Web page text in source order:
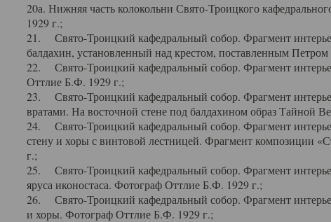
20а. Нижняя часть колокольни Свято-Троицкого
1929 г.;
21. Свято-Троицкий кафедральный собор. Фрагмент
балдахин, установленный над крестом, поставленным
22. Свято-Троицкий кафедральный собор. Фрагмент
Оттлие Б.Ф. 1929 г.;
23. Свято-Троицкий кафедральный собор. Фрагмент
вратами. На восточной стене под балдахином образ Тайной
24. Свято-Троицкий кафедральный собор. Фрагмент
стену и хоры с винтовой лестницей. Фрагмент композиции
г.;
25. Свято-Троицкий кафедральный собор. Фрагмент
яруса иконостаса. Фотограф Оттлие Б.Ф. 1929 г.;
26. Свято-Троицкий кафедральный собор. Фрагмент
и хоры. Фотограф Оттлие Б.Ф. 1929 г.;